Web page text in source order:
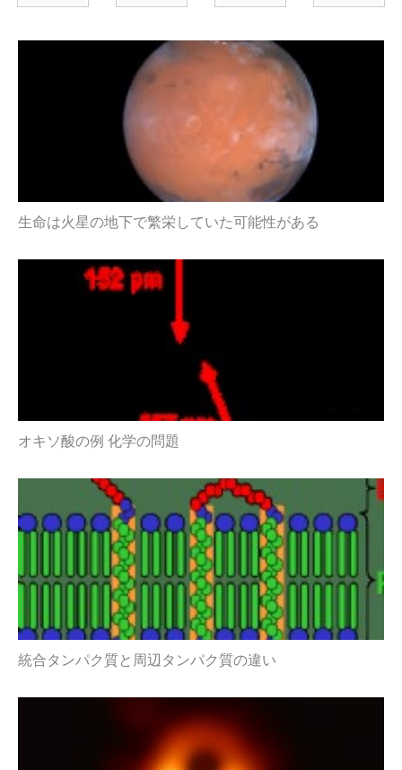
生命は火星の地下で繁栄していた可能性がある
オキソ酸の例 化学の問題
統合タンパク質と周辺タンパク質の違い